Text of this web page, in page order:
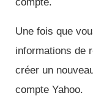
Une fois que
informations de
créer un
compte Yahoo.